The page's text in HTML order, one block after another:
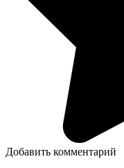
Добавить комментарий